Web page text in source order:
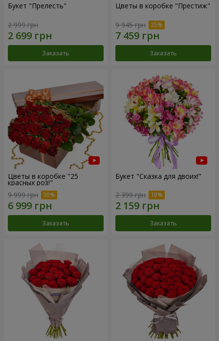
Букет "Прелесть"
2 999 грн
Заказать
Цветы в коробке "Престиж"
9 945 грн
Заказать
Цветы в коробке "25
красных роз!"
9 999 грн
Заказать
Букет "Сказка для двоих!"
2 399 грн
Заказать